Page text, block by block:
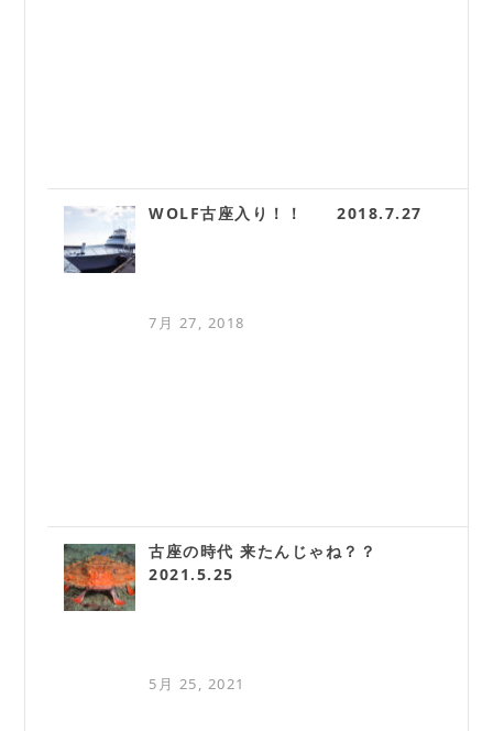
WOLF古座入り！！ 2018.7.27
7月 27, 2018
古座の時代 来たんじゃね？？
2021.5.25
5月 25, 2021